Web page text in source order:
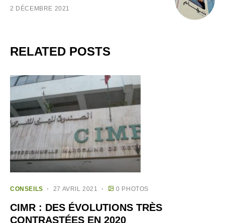
2 DÉCEMBRE 2021
RELATED POSTS
CONSEILS 27 AVRIL 2021 0 PHOTOS
CIMR : DES ÉVOLUTIONS TRÈS
CONTRASTÉES EN 2020